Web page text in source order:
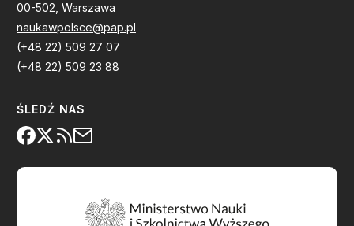
00-502, Warszawa
naukawpolsce@pap.pl
(+48 22) 509 27 07
(+48 22) 509 23 88
ŚLEDŹ NAS